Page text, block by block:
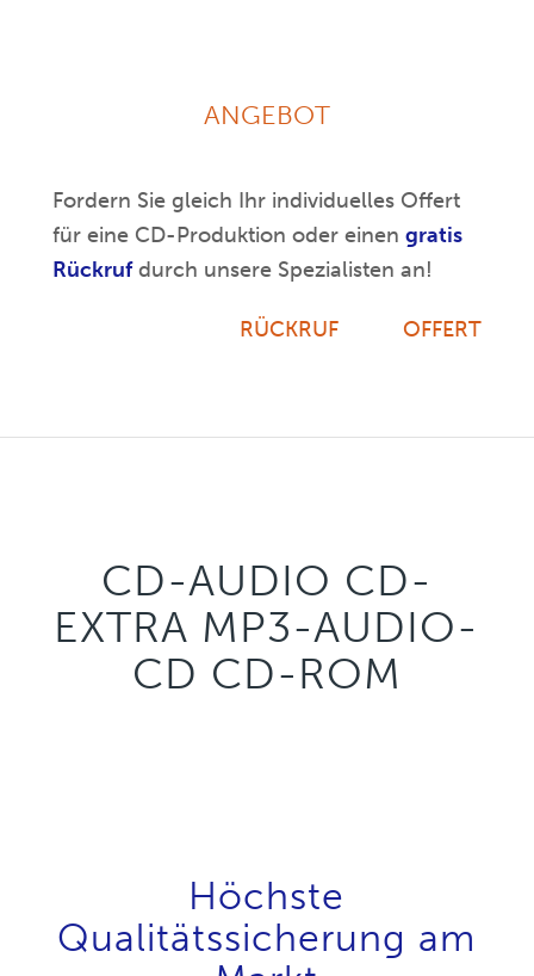
ANGEBOT
Fordern Sie gleich Ihr individuelles Offert
für eine CD-Produktion oder einen gratis
Rückrufdurch unsere Spezialisten an!
RÜCKRUF OFFERT
CD-AUDIO CD-
EXTRA MP3-AUDIO-
CD CD-ROM
Höchste
Qualitätssicherung am